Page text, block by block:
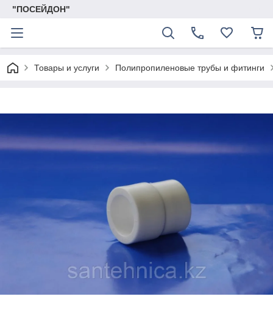
"ПОСЕЙДОН"
Товары и услуги Полипропиленовые трубы и фитинги